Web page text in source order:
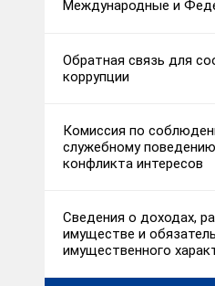
Международные и
Обратная связь для
коррупции
Комиссия по
служебному
конфликта интересов
Сведения о доходах,
имуществе и
имущественного